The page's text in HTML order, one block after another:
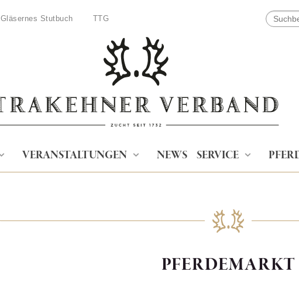
Gläsernes Stutbuch TTG
VERANSTALTUNGEN NEWS SERVICE
PFERDEMARKT